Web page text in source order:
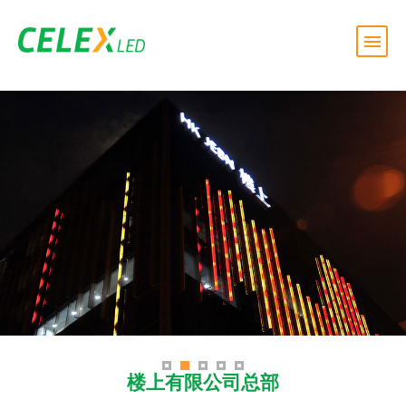
楼上有限公司总部